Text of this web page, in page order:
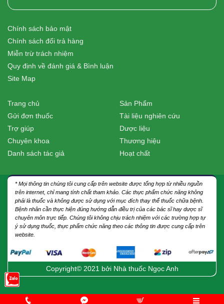
Chính sách bảo mật
Chính sách đổi trả hàng
Miễn trừ trách nhiệm
Quy định về đánh giá & Bình luận
Site Map
Trang chủ
Gửi đơn thuốc
Trợ giúp
Chuyên khoa
Danh sách tác giả
Sản Phẩm
Tài liệu nghiên cứu
Dược liệu
Thương hiệu
Hoạt chất
* Mọi thông tin chúng tôi cung cấp trên website được tổng hợp từ nhiều nguồn
trên internet, chỉ mang tính chất tham khảo. Các thực phẩm chức năng không
phải là thuốc và không được sử dụng với mục đích thay thế thuốc chữa bệnh.
Bệnh nhân cần thực hiện đúng hướng dẫn điều trị của các bác sĩ hay dược sĩ
chuyên môn trực tiếp. Chúng tôi không chịu trách nhiệm với các trường hợp tự
ý sử dụng thuốc, thực phẩm chức năng theo các thông tin được cung cấp trên
website.
Copyright© 2021 bởi Nhà thuốc Ngọc Anh